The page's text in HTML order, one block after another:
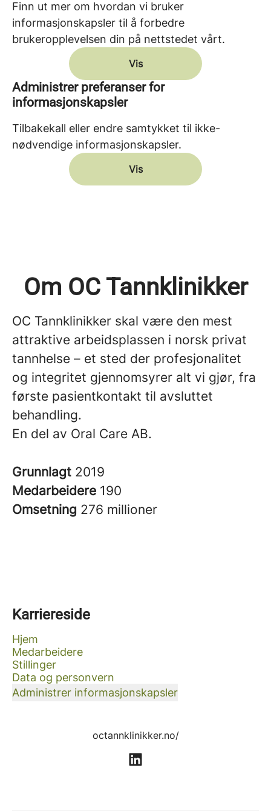
Finn ut mer om hvordan vi bruker
informasjonskapsler til å forbedre
brukeropplevelsen din på nettstedet vårt.
Vis
Administrer preferanser for
informasjonskapsler
Tilbakekall eller endre samtykket til ikke-
nødvendige informasjonskapsler.
Vis
Om OC Tannklinikker
OC Tannklinikker skal være den mest
attraktive arbeidsplassen i norsk privat
tannhelse – et sted der profesjonalitet
og integritet gjennomsyrer alt vi gjør, fra
første pasientkontakt til avsluttet
behandling.
En del av Oral Care AB.
Grunnlagt 2019
Medarbeidere 190
Omsetning 276 millioner
Karriereside
Hjem
Medarbeidere
Stillinger
Data og personvern
Administrer informasjonskapsler
octannklinikker.no/